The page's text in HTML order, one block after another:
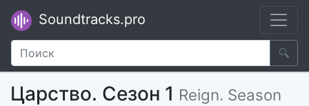
Soundtracks.pro
🔍
Царство. Сезон 1 Reign. Season